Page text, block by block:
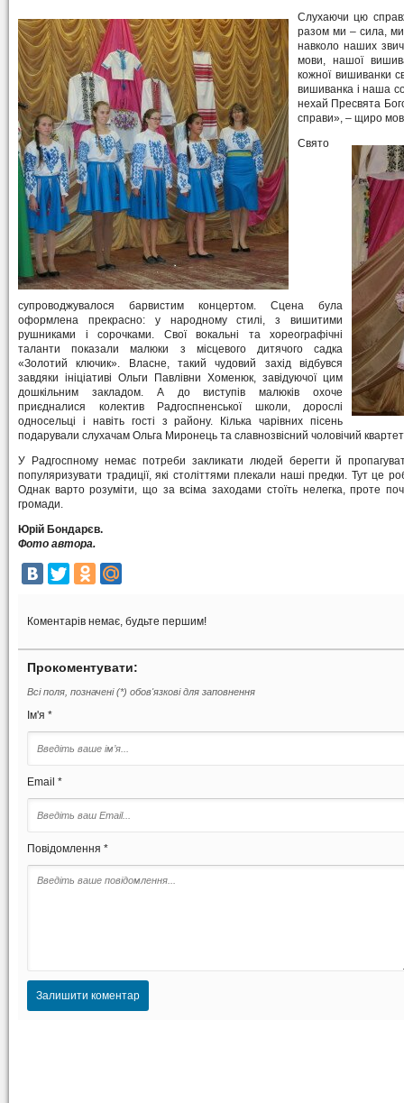
Слухаючи цю
разом ми – сила,
навколо наших
мови, нашої
кожної вишиванки
вишиванка і наша
нехай Пресвята
справи», – щиро
Свято
супроводжувалося барвистим концертом. Сцена була
оформлена прекрасно: у народному стилі, з вишитими
рушниками і сорочками. Свої вокальні та хореографічні
таланти показали малюки з місцевого дитячого садка
«Золотий ключик». Власне, такий чудовий захід відбувся
завдяки ініціативі Ольги Павлівни Хоменюк, завідуючої цим
дошкільним закладом. А до виступів малюків охоче
приєдналися колектив Радгоспненської школи, дорослі
односельці і навіть гості з району. Кілька чарівних пісень
подарували слухачам Ольга Миронець та славнозвісний чоловічий
У Радгоспному немає потреби закликати людей берегти й
популяризувати традиції, які століттями плекали наші предки. Тут це
Однак варто розуміти, що за всіма заходами стоїть нелегка, проте
громади.
Юрій Бондарєв.
Фото автора.
Коментарів немає, будьте першим!
Прокоментувати:
Всі поля, позначені (*) обов'язкові для заповнення
Ім'я *
Email *
Повідомлення *